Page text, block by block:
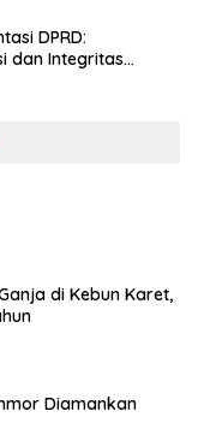
DPRD:
dan Integritas
di Kebun Karet,
Diamankan